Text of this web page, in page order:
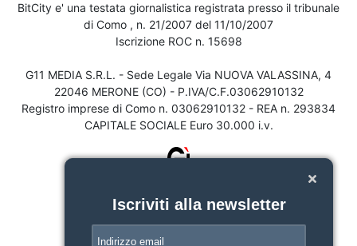
BitCity e' una testata giornalistica registrata presso il tribunale
di Como , n. 21/2007 del 11/10/2007
Iscrizione ROC n. 15698
G11 MEDIA S.R.L. - Sede Legale Via NUOVA VALASSINA, 4
22046 MERONE (CO) - P.IVA/C.F.03062910132
Registro imprese di Como n. 03062910132 - REA n. 293834
CAPITALE SOCIALE Euro 30.000 i.v.
Iscriviti alla newsletter